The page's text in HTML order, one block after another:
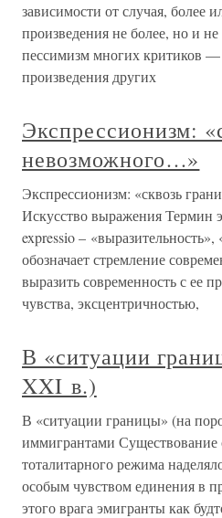
зависимости от случая,
произведения не более, но и
пессимизм многих критиков
произведения других
Экспрессионизм:
невозможного…»
Экспрессионизм: «сквозь
Искусство выражения Термин
expressio –
обозначает стремление
выразить современность с ее
чувства, эксцентричностью,
В «ситуации
XXI в.)
В «ситуации границы» (на
иммигрантами Существование
тоталитарного режима
особым чувством единения в
этого врага эмигранты как